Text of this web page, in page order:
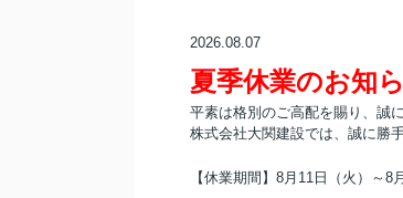
2026.08.07
夏季休業のお知
平素は格別のご高配を賜り、誠
株式会社大関建設では、誠に勝
【休業期間】8月11日（火）～8